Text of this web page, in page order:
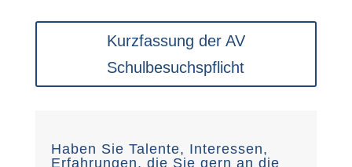
Kurzfassung der AV
Schulbesuchspflicht
Haben Sie Talente, Interessen,
Erfahrungen, die Sie gern an die